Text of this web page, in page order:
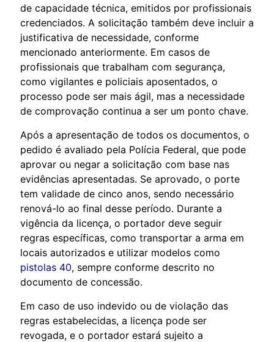
de capacidade técnica, emitidos por profissionais
credenciados. A solicitação também deve incluir a
justificativa de necessidade, conforme
mencionado anteriormente. Em casos de
profissionais que trabalham com segurança,
como vigilantes e policiais aposentados, o
processo pode ser mais ágil, mas a necessidade
de comprovação continua a ser um ponto chave.
Após a apresentação de todos os documentos, o
pedido é avaliado pela Polícia Federal, que pode
aprovar ou negar a solicitação com base nas
evidências apresentadas. Se aprovado, o porte
tem validade de cinco anos, sendo necessário
renová-lo ao final desse período. Durante a
vigência da licença, o portador deve seguir
regras específicas, como transportar a arma em
locais autorizados e utilizar modelos como
pistolas 40, sempre conforme descrito no
documento de concessão.
Em caso de uso indevido ou de violação das
regras estabelecidas, a licença pode ser
revogada, e o portador estará sujeito a